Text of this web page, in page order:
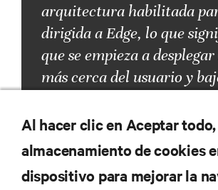
arquitectura habilitada
dirigida a Edge, lo que
que se empieza a
más cerca del usuario y
- Chetan Sharma, analista
Al hacer clic en Aceptar
almacenamiento de cookies
dispositivo para mejorar la